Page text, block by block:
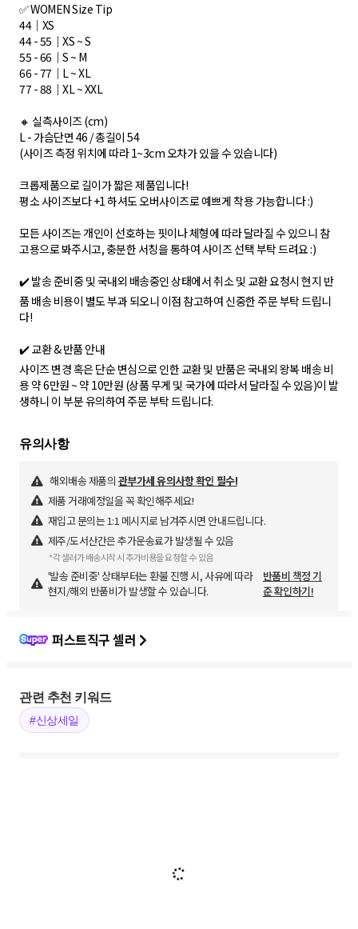
✅ WOMEN Size Tip
44｜XS
44 - 55｜XS ~ S
55 - 66｜S ~ M
66 - 77｜L ~ XL
77 - 88｜XL ~ XXL
🔸 실측사이즈 (cm)
L - 가슴단면 46 / 총길이 54
(사이즈 측정 위치에 따라 1~3cm 오차가 있을 수 있습니다)
크롭제품으로 길이가 짧은 제품입니다!
평소 사이즈보다 +1 하셔도 오버사이즈로 예쁘게 착용 가능합니다 :)
모든 사이즈는 개인이 선호하는 핏이나 체형에 따라 달라질 수 있으니 참
고용으로 봐주시고, 충분한 서칭을 통하여 사이즈 선택 부탁 드려요 :)
✔️ 발송 준비중 및 국내외 배송중인 상태에서 취소 및 교환 요청시 현지 반
품 배송 비용이 별도 부과 되오니 이점 참고하여 신중한 주문 부탁 드립니
다!
✔️ 교환 & 반품 안내
사이즈 변경 혹은 단순 변심으로 인한 교환 및 반품은 국내외 왕복 배송 비
용 약 6만원 ~ 약 10만원 (상품 무게 및 국가에 따라서 달라질 수 있음)이 발
생하니 이 부분 유의하여 주문 부탁 드립니다.
유의사항
해외배송 제품의 관부가세 유의사항 확인 필수!
제품 거래예정일을 꼭 확인해주세요!
재입고 문의는 1:1 메시지로 남겨주시면 안내드립니다.
제주/도서산간은 추가운송료가 발생될 수 있음
*각 셀러가 배송시작 시 추가비용을 요청할 수 있음
'발송 준비중' 상태부터는 환불 진행 시, 사유에 따라
현지/해외 반품비가 발생할 수 있습니다.
반품비 책정 기
준 확인하기!
퍼스트직구 셀러
관련 추천 키워드
#신상세일